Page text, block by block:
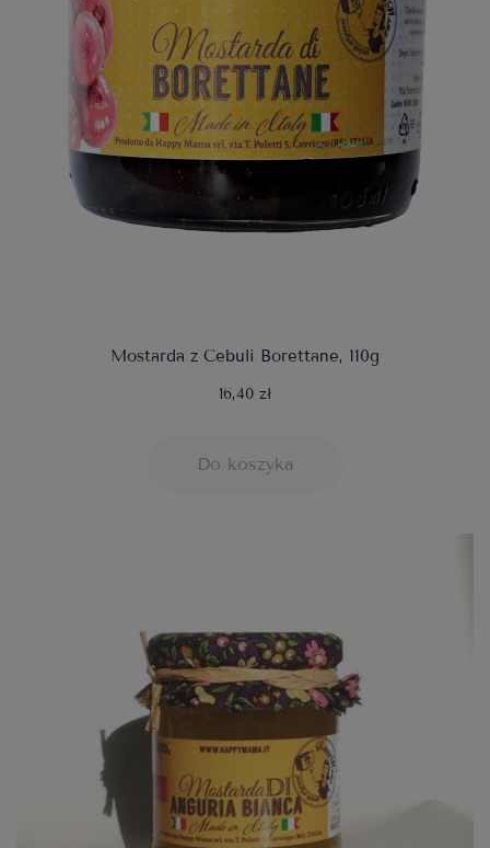
Mostarda z Cebuli Borettane, 110g
16,40 zł
Do koszyka